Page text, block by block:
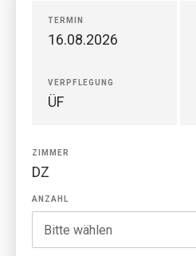
TERMIN
16.08.2026
VERPFLEGUNG
ÜF
ZIMMER
DZ
ANZAHL